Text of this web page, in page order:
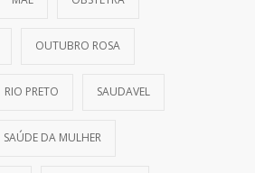
OUTUBRO ROSA
RIO PRETO SAUDAVEL
SAÚDE DA MULHER